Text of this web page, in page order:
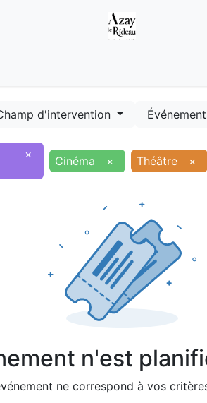
d'intervention
× Cinéma × Théâtre ×
n'est
ne correspond à vos